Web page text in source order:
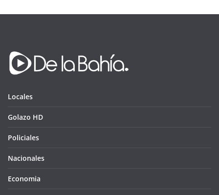
Locales
Golazo HD
Policiales
Nacionales
Economia